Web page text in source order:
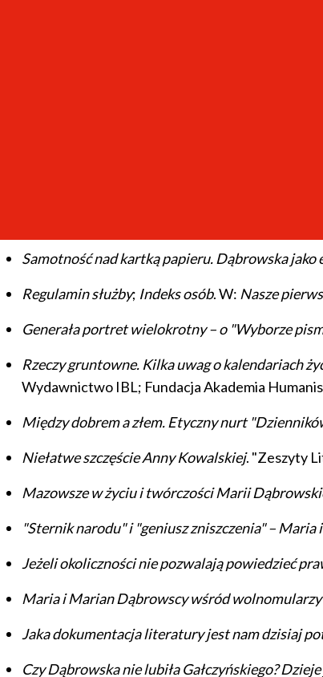
IBL; Fundacja Akademia Humanistyczna 2015, s.
Bez gniewu i bezstronnie. Dlaczego Maria
Samotność nad kartką papieru. Dąbrowska
Regulamin służby; Indeks osób. W: Nasze
Generała portret wielokrotny – o "Wyborze
Rzeczy gruntowne. Kilka uwag o kalendariach
Wydawnictwo IBL; Fundacja Akademia
Między dobrem a złem. Etyczny nurt
Niełatwe szczęście Anny Kowalskiej. "Zeszyty
Mazowsze w życiu i twórczości Marii
"Sternik narodu" i "geniusz zniszczenia" –
Jeżeli okoliczności nie pozwalają powiedzieć
Maria i Marian Dąbrowscy wśród
Jaka dokumentacja literatury jest nam dzisiaj
Czy Dąbrowska nie lubiła Gałczyńskiego?